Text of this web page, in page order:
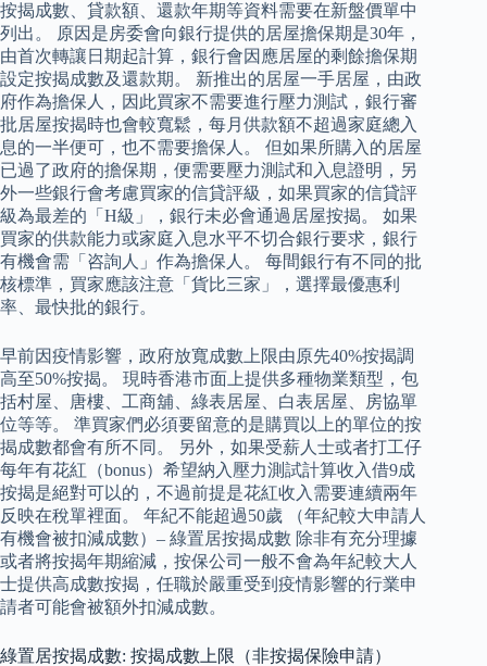
按揭成數、貸款額、還款年期等資料需要在新盤價單中
列出。 原因是房委會向銀行提供的居屋擔保期是30年，
由首次轉讓日期起計算，銀行會因應居屋的剩餘擔保期
設定按揭成數及還款期。 新推出的居屋一手居屋，由政
府作為擔保人，因此買家不需要進行壓力測試，銀行審
批居屋按揭時也會較寬鬆，每月供款額不超過家庭總入
息的一半便可，也不需要擔保人。 但如果所購入的居屋
已過了政府的擔保期，便需要壓力測試和入息證明，另
外一些銀行會考慮買家的信貸評級，如果買家的信貸評
級為最差的「H級」，銀行未必會通過居屋按揭。 如果
買家的供款能力或家庭入息水平不切合銀行要求，銀行
有機會需「咨詢人」作為擔保人。 每間銀行有不同的批
核標準，買家應該注意「貨比三家」，選擇最優惠利
率、最快批的銀行。
早前因疫情影響，政府放寬成數上限由原先40%按揭調
高至50%按揭。 現時香港市面上提供多種物業類型，包
括村屋、唐樓、工商舖、綠表居屋、白表居屋、房協單
位等等。 準買家們必須要留意的是購買以上的單位的按
揭成數都會有所不同。 另外，如果受薪人士或者打工仔
每年有花紅（bonus）希望納入壓力測試計算收入借9成
按揭是絕對可以的，不過前提是花紅收入需要連續兩年
反映在稅單裡面。 年紀不能超過50歲 （年紀較大申請人
有機會被扣減成數）– 綠置居按揭成數 除非有充分理據
或者將按揭年期縮減，按保公司一般不會為年紀較大人
士提供高成數按揭，任職於嚴重受到疫情影響的行業申
請者可能會被額外扣減成數。
綠置居按揭成數: 按揭成數上限（非按揭保險申請）